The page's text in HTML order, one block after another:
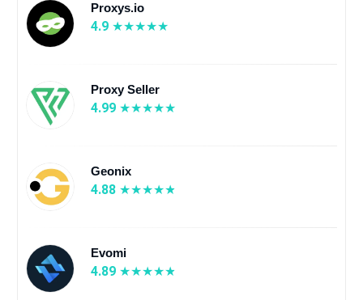
Proxys.io
4.9
Proxy Seller
4.99
Geonix
4.88
Evomi
4.89